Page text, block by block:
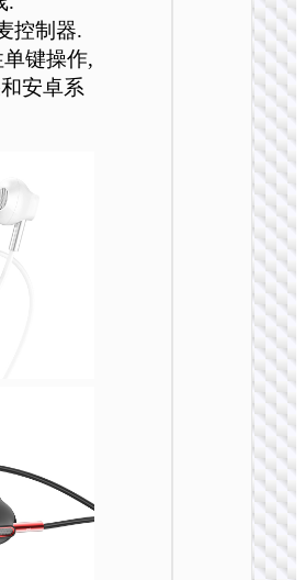
控制器.
键操作,
安卓系
W112
头戴式
务耳机
上
选
择
这
些
选
项
有线耳
W110
头戴式
戏耳机
上
选
择
这
些
选
项
上
选
择
这
些
选
项
上
选
择
这
些
选
项
上
选
择
这
些
选
项
上
选
择
这
些
选
项